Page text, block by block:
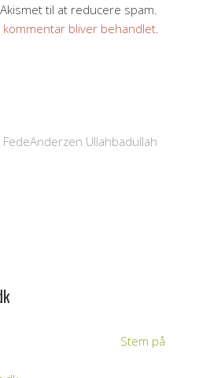
til at reducere spam.
bliver behandlet
FedeAnderzen Ullahbadullah
Stem på